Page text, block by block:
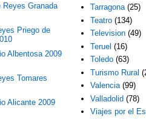
Reyes Granada
Priego de
Albentosa 2009
Tomares
Alicante 2009
Tarragona (25)
Teatro (134)
Television (49)
Teruel (16)
Toledo (63)
Turismo Rural
Valencia (99)
Valladolid (78)
Viajes por el